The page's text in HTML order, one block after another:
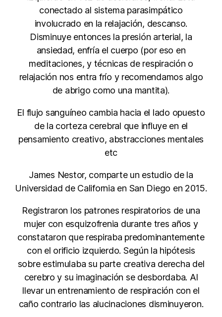
conectado al sistema parasimpático
involucrado en la relajación, descanso.
Disminuye entonces la presión arterial, la
ansiedad, enfría el cuerpo (por eso en
meditaciones, y técnicas de respiración o
relajación nos entra frío y recomendamos algo
de abrigo como una mantita).
El flujo sanguíneo cambia hacia el lado opuesto
de la corteza cerebral que influye en el
pensamiento creativo, abstracciones mentales
etc
James Nestor, comparte un estudio de la
Universidad de California en San Diego en 2015.
Registraron los patrones respiratorios de una
mujer con esquizofrenia durante tres años y
constataron que respiraba predominantemente
con el orificio izquierdo. Según la hipótesis
sobre estimulaba su parte creativa derecha del
cerebro y su imaginación se desbordaba. Al
llevar un entrenamiento de respiración con el
caño contrario las alucinaciones disminuyeron.